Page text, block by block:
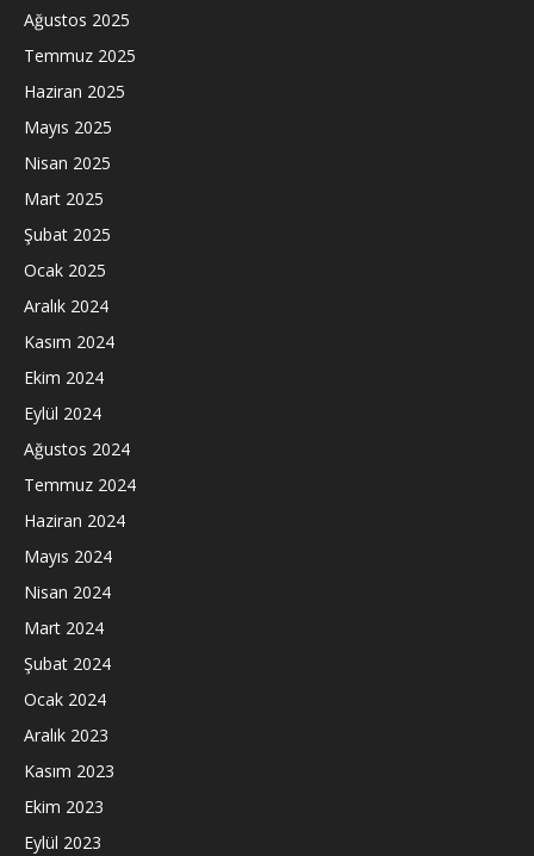
Ağustos 2025
Temmuz 2025
Haziran 2025
Mayıs 2025
Nisan 2025
Mart 2025
Şubat 2025
Ocak 2025
Aralık 2024
Kasım 2024
Ekim 2024
Eylül 2024
Ağustos 2024
Temmuz 2024
Haziran 2024
Mayıs 2024
Nisan 2024
Mart 2024
Şubat 2024
Ocak 2024
Aralık 2023
Kasım 2023
Ekim 2023
Eylül 2023